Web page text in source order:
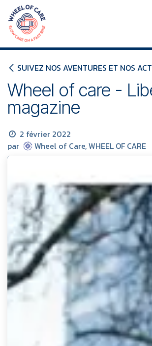
Se rendre au contenu
SUIVEZ NOS AVENTURES ET NOS
Wheel of care -
magazine
2 février 2022
par
Wheel of Care, WHEEL OF CARE